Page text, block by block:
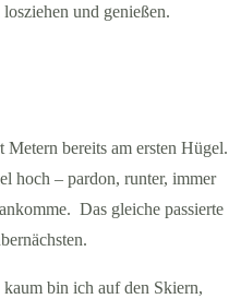
und genießen.
bereits am ersten Hügel.
hoch – pardon, runter, immer
Das gleiche passierte
kaum bin ich auf den Skiern,